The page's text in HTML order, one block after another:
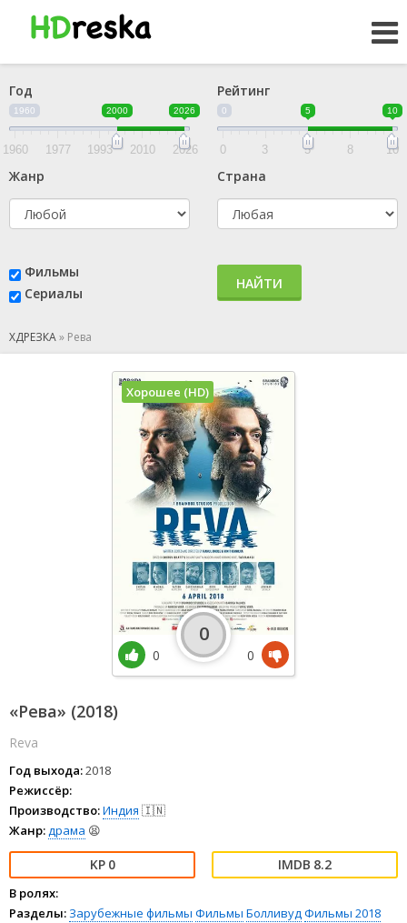
Год
1960 2000 2026
1960 1977 1993 2010 2026
Рейтинг
0 5 10
0 3 5 8 10
Жанр Страна
Фильмы
Сериалы
НАЙТИ
ХДРЕЗКА» Рева
«Рева» (2018)
Reva
Год выхода:2018
Режиссёр:
Производство:Индия 🇮🇳
Жанр:драма 😫
0 8.2
В ролях:
Разделы: Зарубежные фильмы Фильмы БолливудФильмы 2018
Хорошее (HD)
0
0
0